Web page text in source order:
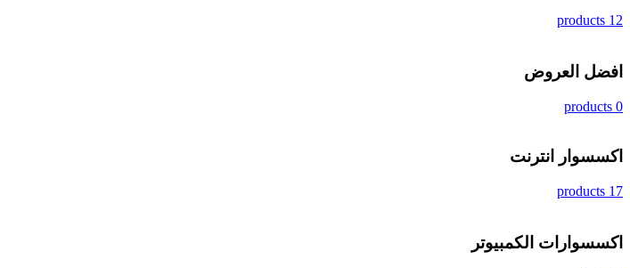
12 products
افضل العروض
0 products
اكسسوار انترنت
17 products
اكسسوارات الكمبيوتر